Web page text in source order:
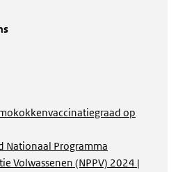
op
Nationaal Programma
Volwassenen (NPPV) 2024 |